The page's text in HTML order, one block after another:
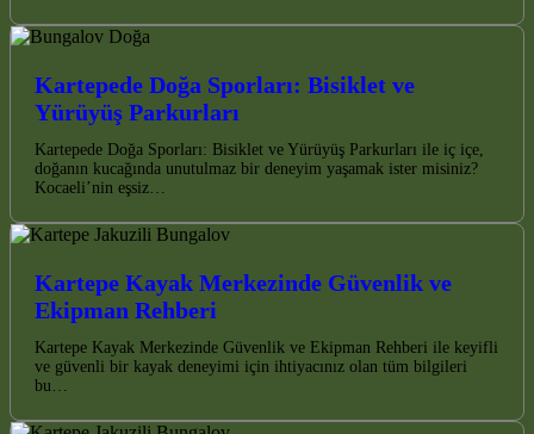
Kartepede Doğa Sporları: Bisiklet ve
Yürüyüş Parkurları
Kartepede Doğa Sporları: Bisiklet ve Yürüyüş Parkurları ile iç içe,
doğanın kucağında unutulmaz bir deneyim yaşamak ister misiniz?
Kocaeli’nin eşsiz…
Kartepe Kayak Merkezinde Güvenlik ve
Ekipman Rehberi
Kartepe Kayak Merkezinde Güvenlik ve Ekipman Rehberi ile keyifli
ve güvenli bir kayak deneyimi için ihtiyacınız olan tüm bilgileri
bu…